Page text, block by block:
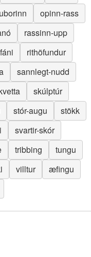
opinn-rass
rassinn-upp
rithöfundur
sannlegt-nudd
skúlptúr
stór-augu
stökk
svartir-skór
tribbing
tungu
villtur
æfingu